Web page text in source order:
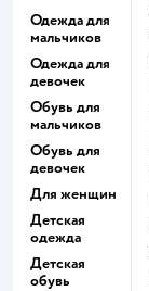
Одежда для
мальчиков
Одежда для
девочек
Обувь для
мальчиков
Обувь для
девочек
Для женщин
Детская
одежда
Детская
обувь